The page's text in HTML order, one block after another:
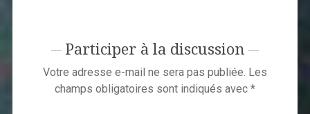
Participer à la discussion
Votre adresse e-mail ne sera pas publiée. Les
champs obligatoires sont indiqués avec *